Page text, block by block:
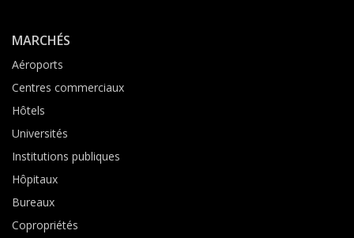
MARCHÉS
Aéroports
Centres commerciaux
Hôtels
Universités
Institutions publiques
Hôpitaux
Bureaux
Copropriétés